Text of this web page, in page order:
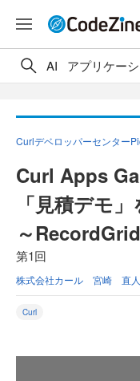
AI アプリケー
Curlデベロッパーセンター
Curl Apps
「見積デモ
～
第1回
株式会社カール 宮崎 直人
Curl